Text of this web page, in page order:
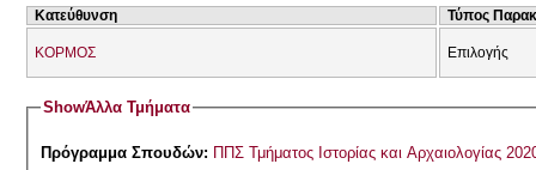
Κατεύθυνση Τύπος
ΚΟΡΜΟΣ Επιλογής
ShowΆλλα Τμήματα
Πρόγραμμα Σπουδών: ΠΠΣ Τμήματος Ιστορίας και Αρχαιολογίας